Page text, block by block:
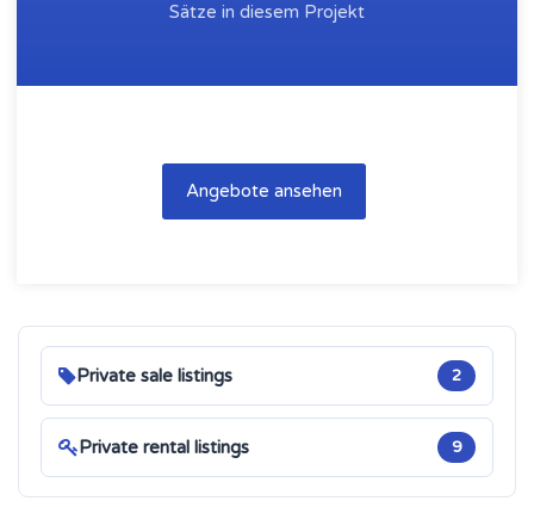
Sätze in diesem Projekt
Angebote ansehen
Private sale listings 2
Private rental listings 9